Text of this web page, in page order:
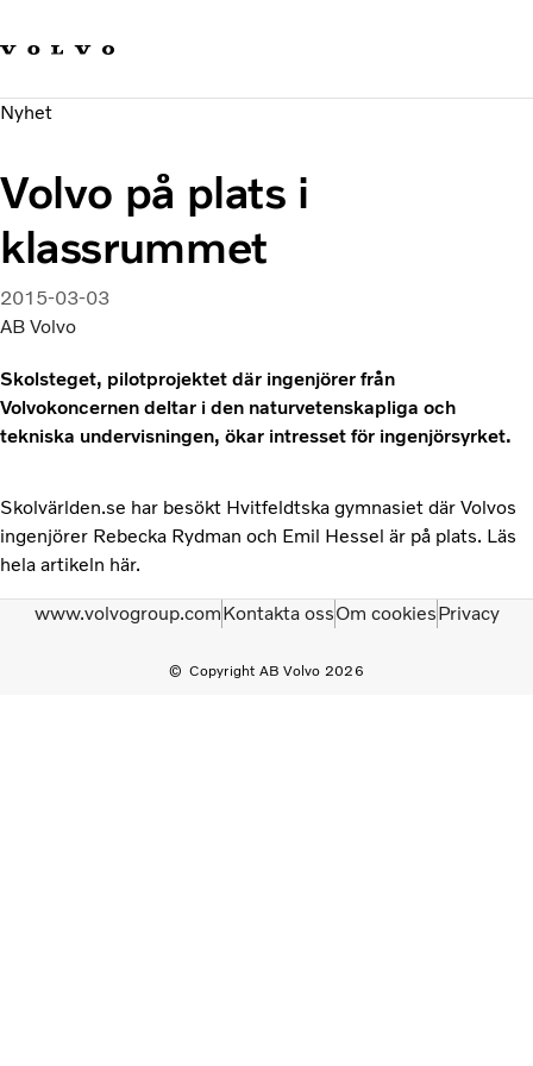
Hållbara transporter
Investerare
Nyheter och Media
Nyhet
Volvo på plats i
klassrummet
2015-03-03
AB Volvo
Skolsteget, pilotprojektet där ingenjörer från
Volvokoncernen deltar i den naturvetenskapliga och
tekniska undervisningen, ökar intresset för ingenjörsyrket.
Skolvärlden.se har besökt Hvitfeldtska gymnasiet där Volvos
ingenjörer Rebecka Rydman och Emil Hessel är på plats. Läs
hela artikeln här.
Copyright AB Volvo 2026
www.volvogroup.comKontakta ossOm cookiesPrivacy